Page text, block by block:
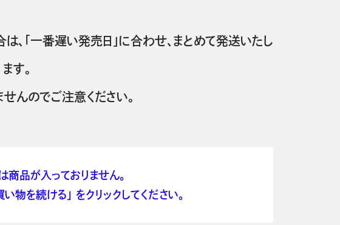
「一番遅い発売日」に合わせ、まとめて発送いたし
ます。
んのでご注意ください。
商品が入っておりません。
物を続ける」 をクリックしてください。